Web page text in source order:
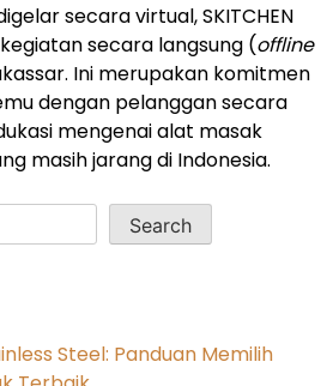
secara virtual, SKITCHEN
secara langsung (offline
Ini merupakan komitmen
dengan pelanggan secara
mengenai alat masak
masih jarang di Indonesia.
Search
Steel: Panduan Memilih